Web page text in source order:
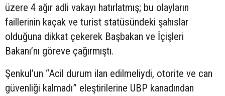
üzere 4 ağır adli vakayı hatırlatmış; bu olayların
faillerinin kaçak ve turist statüsündeki şahıslar
olduğuna dikkat çekerek Başbakan ve İçişleri
Bakanı’nı göreve çağırmıştı.
Şenkul’un “Acil durum ilan edilmeliydi, otorite ve can
güvenliği kalmadı” eleştirilerine UBP kanadından